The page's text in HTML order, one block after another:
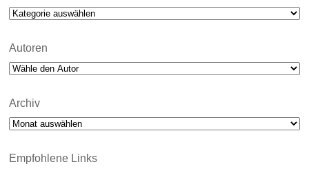
Kategorien
Autoren
Archiv
Archiv
Empfohlene Links